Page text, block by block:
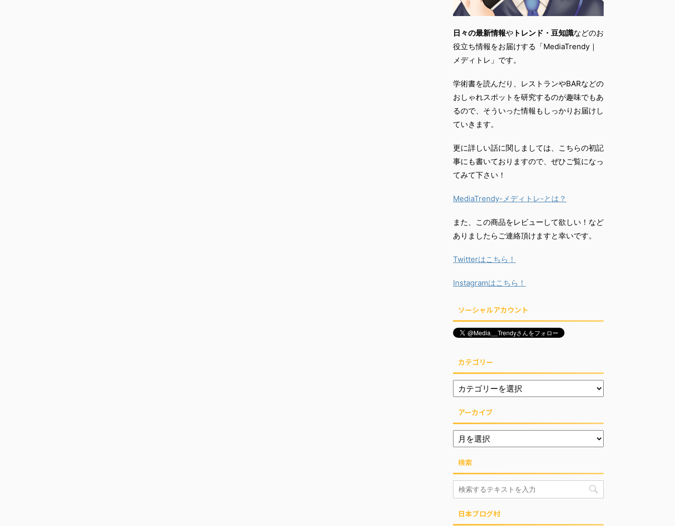
日々の最新情報や トレンド・ 豆知識などのお
役立ち情報をお届けする「MediaTrendy｜
メディトレ」です。
学術書を読んだり、
レストランやBARなどの
おしゃれスポットを研究するのが趣味でもあ
るので、 そういった情報もしっかりお届けし
ていきます。
更に詳しい話に関しましては、こちらの初記
事にも書いておりますので、ぜひご覧になっ
てみて下さい！
MediaTrendy-メディトレ-とは？
また、この商品をレビューして欲しい！など
ありましたらご連絡頂けますと幸いです。
Twitterはこちら！
Instagramはこちら！
ソーシャルアカウント
カテゴリー
アーカイブ
検索
日本ブログ村